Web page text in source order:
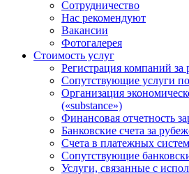
Сотрудничество
Нас рекомендуют
Вакансии
Фотогалерея
Стоимость услуг
Регистрация компаний за
Сопутствующие услуги
Организация
(«substance»)
Финансовая отчетность
Банковские счета за
Счета в платежных
Сопутствующие
Услуги, связанные с